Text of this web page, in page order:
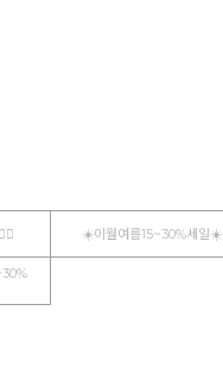
☀️이월여름15~30%세일☀️